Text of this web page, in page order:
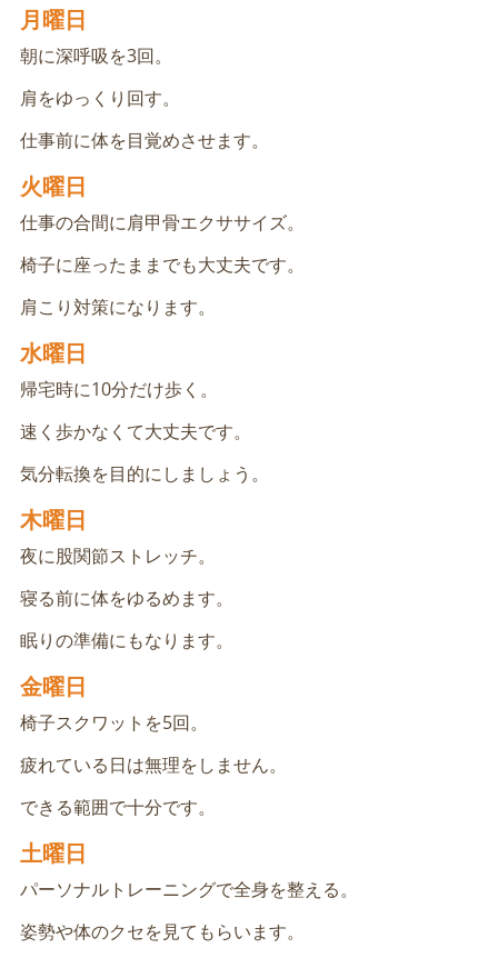
月曜日
朝に深呼吸を3回。
肩をゆっくり回す。
仕事前に体を目覚めさせます。
火曜日
仕事の合間に肩甲骨エクササイズ。
椅子に座ったままでも大丈夫です。
肩こり対策になります。
水曜日
帰宅時に10分だけ歩く。
速く歩かなくて大丈夫です。
気分転換を目的にしましょう。
木曜日
夜に股関節ストレッチ。
寝る前に体をゆるめます。
眠りの準備にもなります。
金曜日
椅子スクワットを5回。
疲れている日は無理をしません。
できる範囲で十分です。
土曜日
パーソナルトレーニングで全身を整える。
姿勢や体のクセを見てもらいます。